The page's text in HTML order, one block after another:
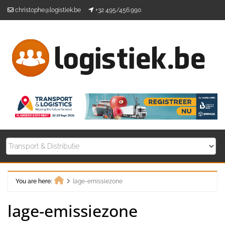
christophe@logistiek.be +32 495/456.990
You are here:
lage-emissiezone
lage-emissiezone